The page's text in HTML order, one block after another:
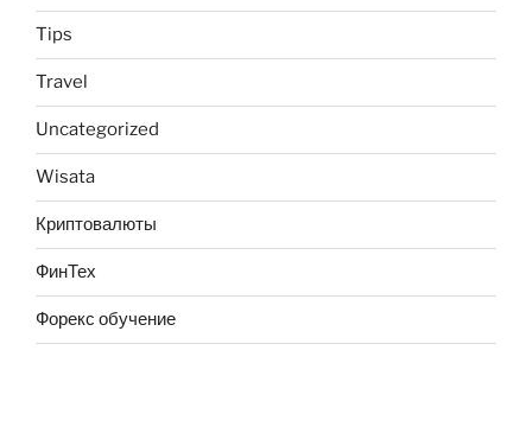
Tips
Travel
Uncategorized
Wisata
Криптовалюты
ФинТех
Форекс обучение